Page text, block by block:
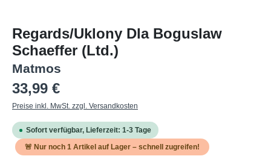
Regards/Uklony Dla Boguslaw
Schaeffer (Ltd.)
Matmos
Regulärer Preis:
33,99 €
Preise inkl. MwSt. zzgl. Versandkosten
Sofort verfügbar, Lieferzeit: 1-3 Tage
🚨 Nur noch 1 Artikel auf Lager – schnell zugreifen!